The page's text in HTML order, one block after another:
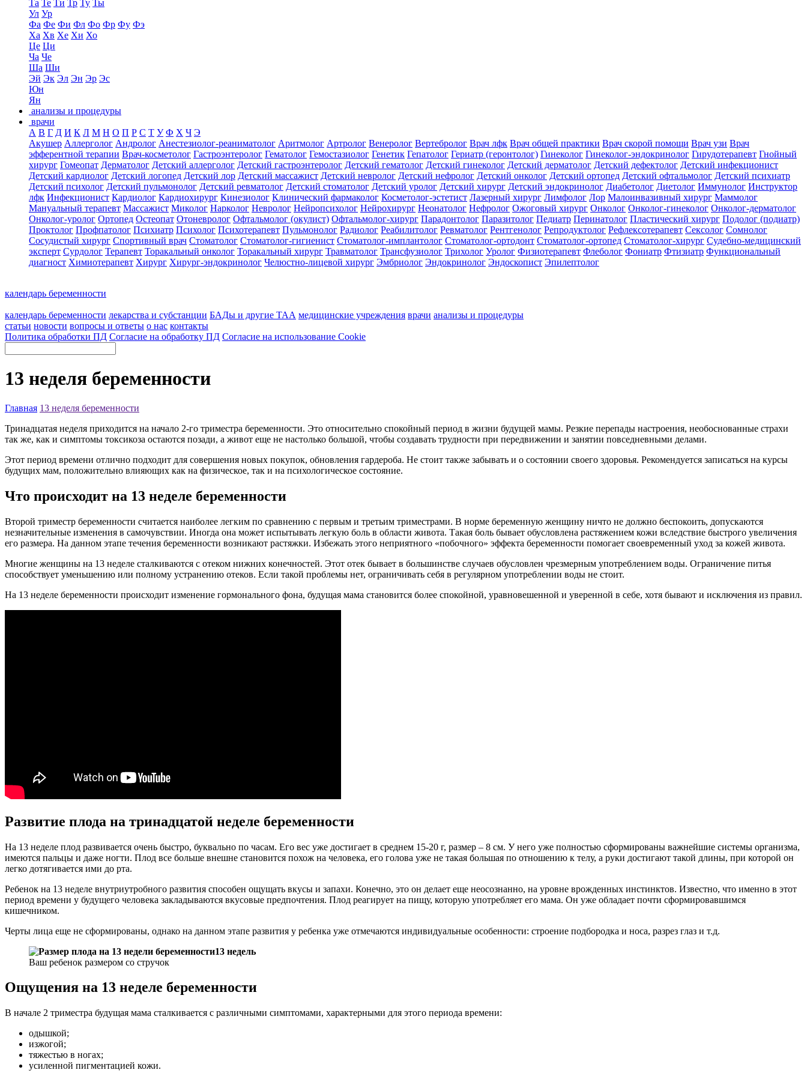
Та Те Ти Тр Ту Ты
Ул Ур
Фа Фе Фи Фл Фо Фр Фу Фэ
Ха Хв Хе Хи Хо
Це Ци
Ча Че
Ша Ши
Эй Эк Эл Эн Эр Эс
Юн
Ян
анализы и процедуры
врачи
А В Г Д И К Л М Н О П Р С Т У Ф Х Ч Э
Акушер Аллерголог Андролог Анестезиолог-реаниматолог Аритмолог Артролог Венеролог Вертебролог Врач лфк Врач общей практики Врач скорой помощи Врач узи Врач
эфферентной терапии Врач-косметолог Гастроэнтеролог Гематолог Гемостазиолог Генетик Гепатолог Гериатр (геронтолог) Гинеколог Гинеколог-эндокринолог Гирудотерапевт Гнойный
хирург Гомеопат Дерматолог Детский аллерголог Детский гастроэнтеролог Детский гематолог Детский гинеколог Детский дерматолог Детский дефектолог Детский инфекционист
Детский кардиолог Детский логопед Детский лор Детский массажист Детский невролог Детский нефролог Детский онколог Детский ортопед Детский офтальмолог Детский психиатр
Детский психолог Детский пульмонолог Детский ревматолог Детский стоматолог Детский уролог Детский хирург Детский эндокринолог Диабетолог Диетолог Иммунолог Инструктор
лфк Инфекционист Кардиолог Кардиохирург Кинезиолог Клинический фармаколог Косметолог-эстетист Лазерный хирург Лимфолог Лор Малоинвазивный хирург Маммолог
Мануальный терапевт Массажист Миколог Нарколог Невролог Нейропсихолог Нейрохирург Неонатолог Нефролог Ожоговый хирург Онколог Онколог-гинеколог Онколог-дерматолог
Онколог-уролог Ортопед Остеопат Отоневролог Офтальмолог (окулист) Офтальмолог-хирург Парадонтолог Паразитолог Педиатр Перинатолог Пластический хирург Подолог (подиатр)
Проктолог Профпатолог Психиатр Психолог Психотерапевт Пульмонолог Радиолог Реабилитолог Ревматолог Рентгенолог Репродуктолог Рефлексотерапевт Сексолог Сомнолог
Сосудистый хирург Спортивный врач Стоматолог Стоматолог-гигиенист Стоматолог-имплантолог Стоматолог-ортодонт Стоматолог-ортопед Стоматолог-хирург Судебно-медицинский
эксперт Сурдолог Терапевт Торакальный онколог Торакальный хирург Травматолог Трансфузиолог Трихолог Уролог Физиотерапевт Флеболог Фониатр Фтизиатр Функциональный
диагност Химиотерапевт Хирург Хирург-эндокринолог Челюстно-лицевой хирург Эмбриолог Эндокринолог Эндоскопист Эпилептолог
календарь беременности
календарь беременности лекарства и субстанции БАДы и другие ТАА медицинские учреждения врачи анализы и процедуры
статьи новости вопросы и ответы о нас контакты
Политика обработки ПД Согласие на обработку ПД Согласие на использование Cookie
13 неделя беременности
Главная 13 неделя беременности
Тринадцатая неделя приходится на начало 2-го триместра беременности. Это относительно спокойный период в жизни будущей мамы. Резкие перепады настроения, необоснованные страхи
так же, как и симптомы токсикоза остаются позади, а живот еще не настолько большой, чтобы создавать трудности при передвижении и занятии повседневными делами.
Этот период времени отлично подходит для совершения новых покупок, обновления гардероба. Не стоит также забывать и о состоянии своего здоровья. Рекомендуется записаться на курсы
будущих мам, положительно влияющих как на физическое, так и на психологическое состояние.
Что происходит на 13 неделе беременности
Второй триместр беременности считается наиболее легким по сравнению с первым и третьим триместрами. В норме беременную женщину ничто не должно беспокоить, допускаются
незначительные изменения в самочувствии. Иногда она может испытывать легкую боль в области живота. Такая боль бывает обусловлена растяжением кожи вследствие быстрого увеличения
его размера. На данном этапе течения беременности возникают растяжки. Избежать этого неприятного «побочного» эффекта беременности помогает своевременный уход за кожей живота.
Многие женщины на 13 неделе сталкиваются с отеком нижних конечностей. Этот отек бывает в большинстве случаев обусловлен чрезмерным употреблением воды. Ограничение питья
способствует уменьшению или полному устранению отеков. Если такой проблемы нет, ограничивать себя в регулярном употреблении воды не стоит.
На 13 неделе беременности происходит изменение гормонального фона, будущая мама становится более спокойной, уравновешенной и уверенной в себе, хотя бывают и исключения из правил.
Развитие плода на тринадцатой неделе беременности
На 13 неделе плод развивается очень быстро, буквально по часам. Его вес уже достигает в среднем 15-20 г, размер – 8 см. У него уже полностью сформированы важнейшие системы организма,
имеются пальцы и даже ногти. Плод все больше внешне становится похож на человека, его голова уже не такая большая по отношению к телу, а руки достигают такой длины, при которой он
легко дотягивается ими до рта.
Ребенок на 13 неделе внутриутробного развития способен ощущать вкусы и запахи. Конечно, это он делает еще неосознанно, на уровне врожденных инстинктов. Известно, что именно в этот
период времени у будущего человека закладываются вкусовые предпочтения. Плод реагирует на пищу, которую употребляет его мама. Он уже обладает почти сформировавшимся
кишечником.
Черты лица еще не сформированы, однако на данном этапе развития у ребенка уже отмечаются индивидуальные особенности: строение подбородка и носа, разрез глаз и т.д.
13 недель
Ваш ребенок размером со стручок
Ощущения на 13 неделе беременности
В начале 2 триместра будущая мама сталкивается с различными симптомами, характерными для этого периода времени:
одышкой;
изжогой;
тяжестью в ногах;
усиленной пигментацией кожи.